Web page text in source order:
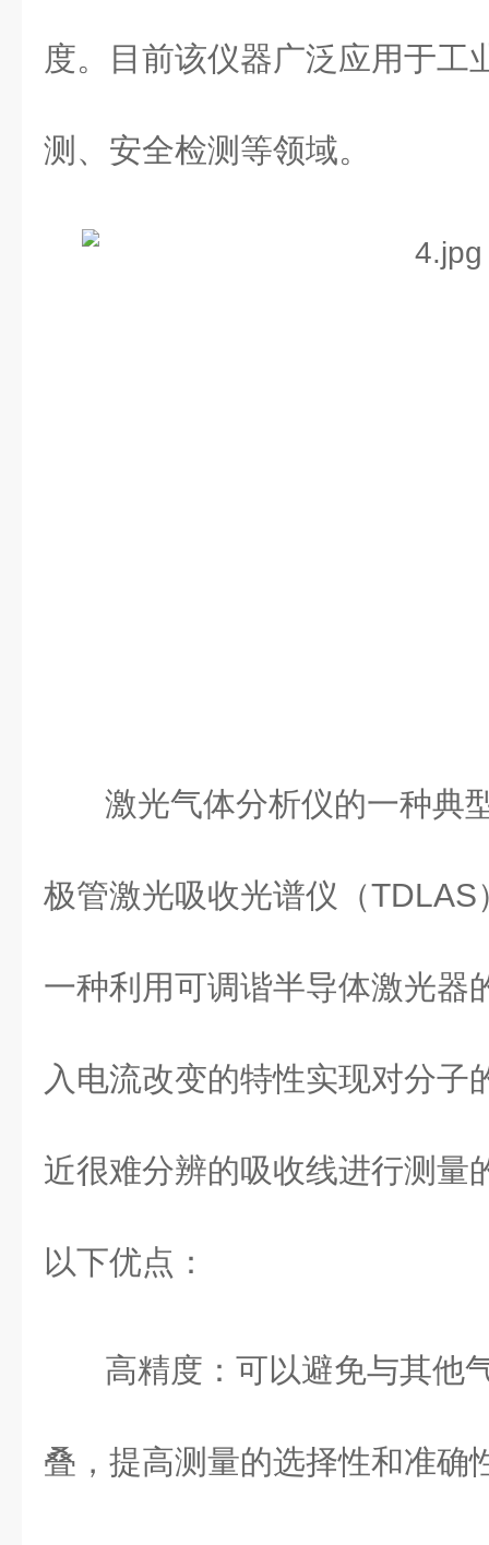
度。目前该仪器广泛应用于工
测、安全检测等领域。
激光气体分析仪的一种典
极管激光吸收光谱仪（
一种利用可调谐半导体激光器
入电流改变的特性实现对分子
近很难分辨的吸收线进行测量
以下优点：
高精度：可以避免与其他
叠，提高测量的选择性和准确